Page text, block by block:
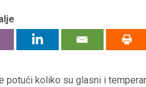
potući koliko su glasni i